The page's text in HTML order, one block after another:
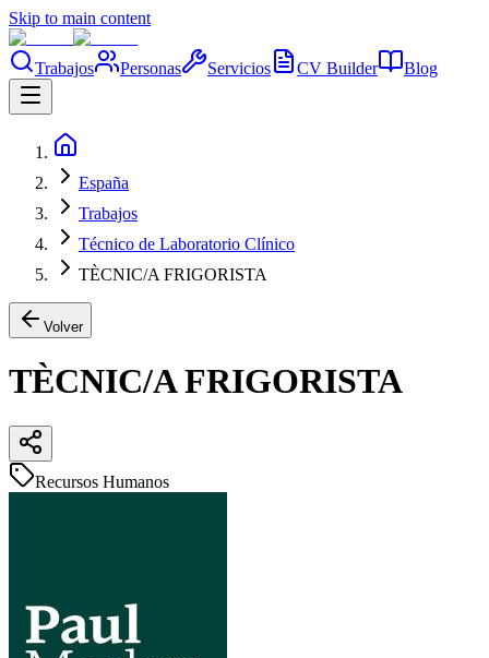
Skip to main content
Trabajos Personas Servicios CV Builder Blog
España
Trabajos
Técnico de Laboratorio Clínico
TÈCNIC/A FRIGORISTA
Volver
TÈCNIC/A FRIGORISTA
Recursos Humanos